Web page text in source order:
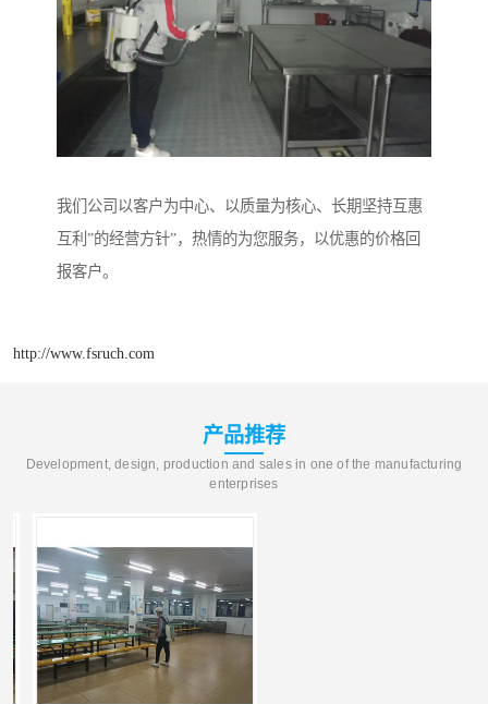
我们公司以客户为中心、以质量为核心、长期坚持互惠
互利”的经营方针”，热情的为您服务，以优惠的价格回
报客户。
http://www.fsruch.com
产品推荐
Development, design, production and sales in one of the manufacturing
enterprises